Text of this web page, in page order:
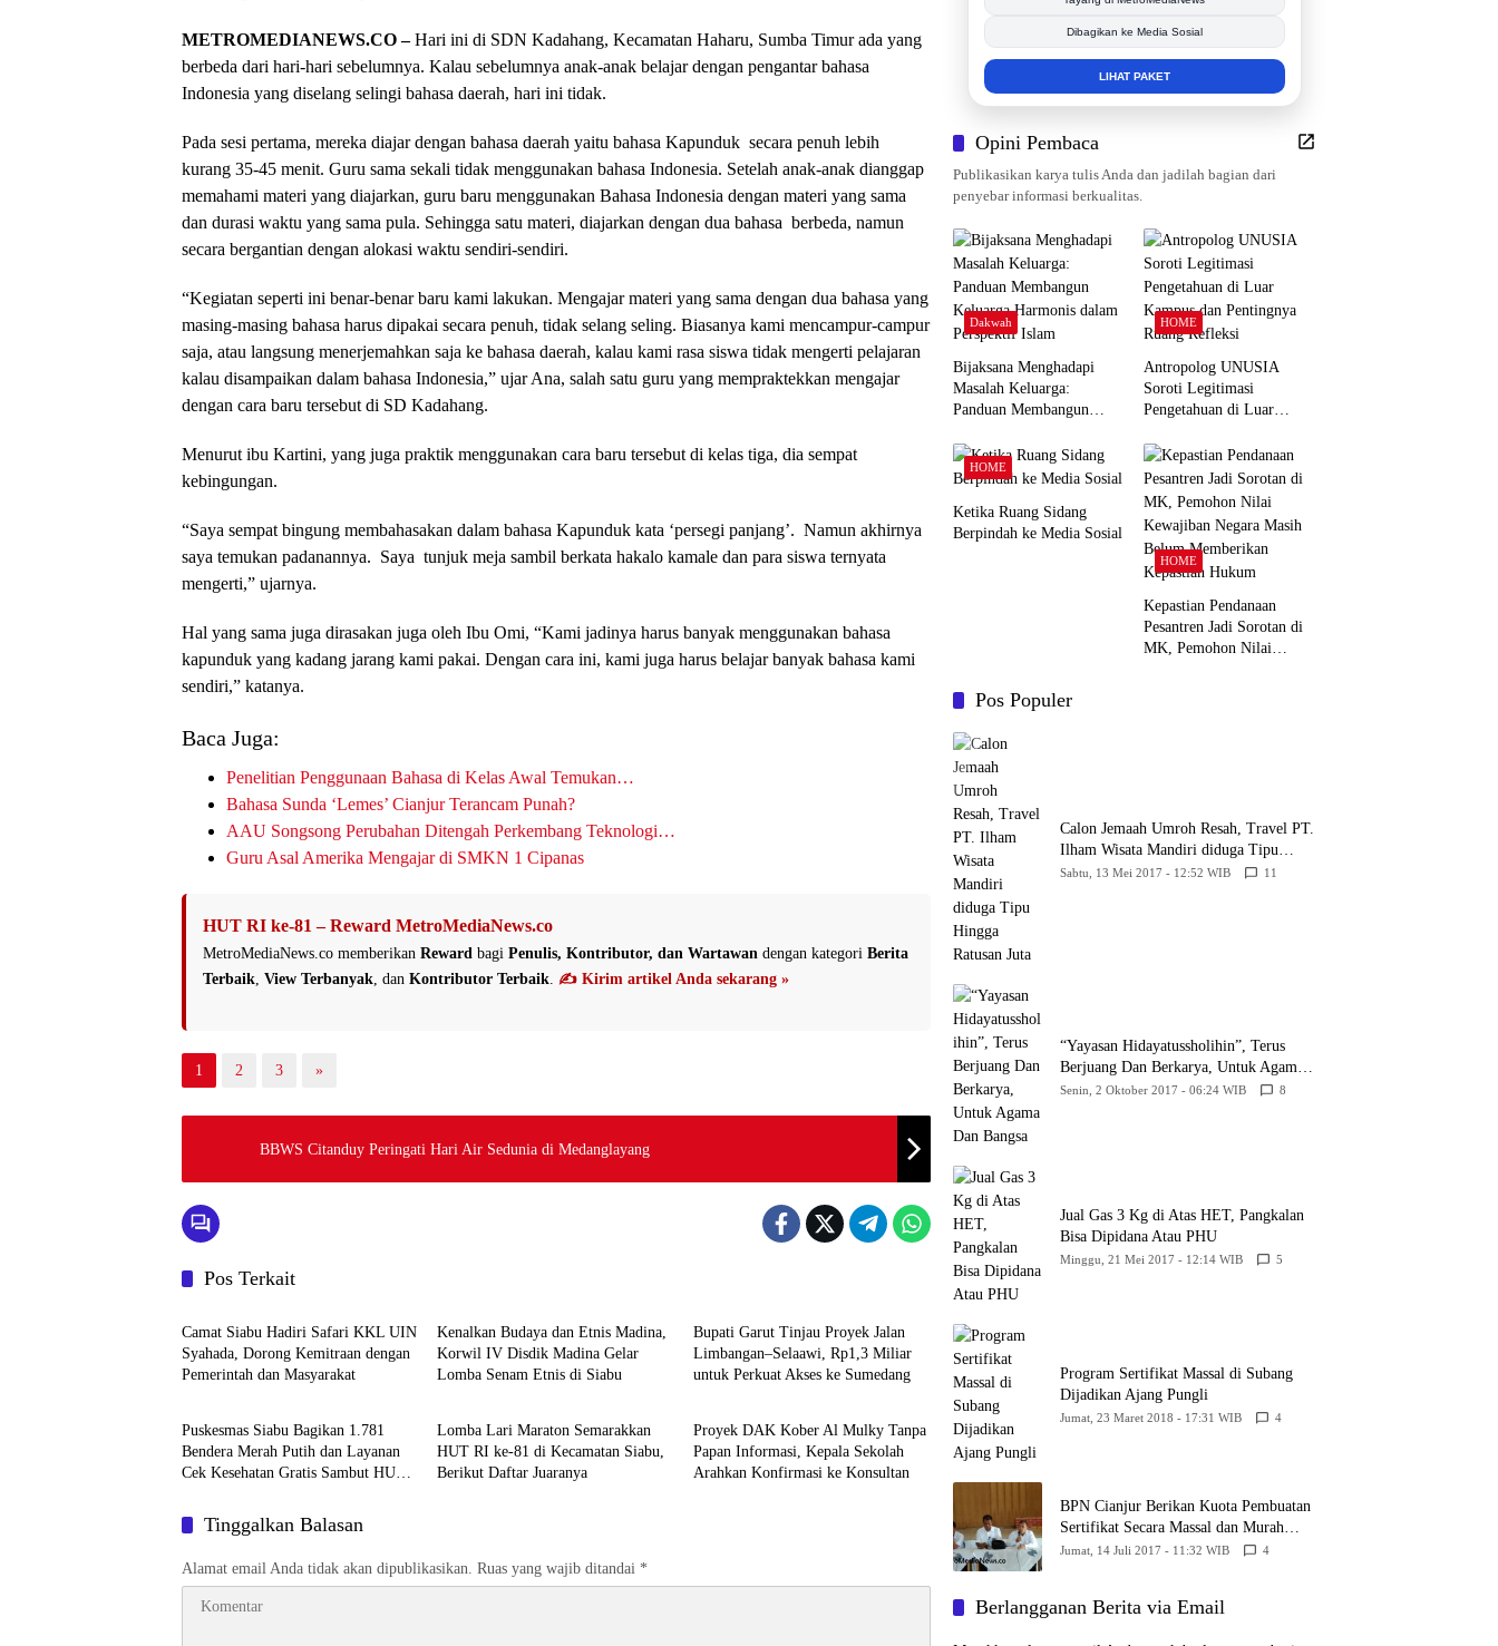
METROMEDIANEWS.CO –Hari ini di SDN Kadahang, Kecamatan Haharu, Sumba Timur ada yang
berbeda dari hari-hari sebelumnya. Kalau sebelumnya anak-anak belajar dengan pengantar bahasa
Indonesia yang diselang selingi bahasa daerah, hari ini tidak.
Pada sesi pertama, mereka diajar dengan bahasa daerah yaitu bahasa Kapunduk secara penuh lebih
kurang 35-45 menit. Guru sama sekali tidak menggunakan bahasa Indonesia. Setelah anak-anak dianggap
memahami materi yang diajarkan, guru baru menggunakan Bahasa Indonesia dengan materi yang sama
dan durasi waktu yang sama pula. Sehingga satu materi, diajarkan dengan dua bahasa berbeda, namun
secara bergantian dengan alokasi waktu sendiri-sendiri.
“Kegiatan seperti ini benar-benar baru kami lakukan. Mengajar materi yang sama dengan dua bahasa yang
masing-masing bahasa harus dipakai secara penuh, tidak selang seling. Biasanya kami mencampur-campur
saja, atau langsung menerjemahkan saja ke bahasa daerah, kalau kami rasa siswa tidak mengerti pelajaran
kalau disampaikan dalam bahasa Indonesia,” ujar Ana, salah satu guru yang mempraktekkan mengajar
dengan cara baru tersebut di SD Kadahang.
Menurut ibu Kartini, yang juga praktik menggunakan cara baru tersebut di kelas tiga, dia sempat
kebingungan.
“Saya sempat bingung membahasakan dalam bahasa Kapunduk kata ‘persegi panjang’. Namun akhirnya
saya temukan padanannya. Saya tunjuk meja sambil berkata hakalo kamale dan para siswa ternyata
mengerti,” ujarnya.
Hal yang sama juga dirasakan juga oleh Ibu Omi, “Kami jadinya harus banyak menggunakan bahasa
kapunduk yang kadang jarang kami pakai. Dengan cara ini, kami juga harus belajar banyak bahasa kami
sendiri,” katanya.
Baca Juga:
Penelitian Penggunaan Bahasa di Kelas Awal Temukan…
Bahasa Sunda ‘Lemes’ Cianjur Terancam Punah?
AAU Songsong Perubahan Ditengah Perkembang Teknologi…
Guru Asal Amerika Mengajar di SMKN 1 Cipanas
HUT RI ke-81 – Reward MetroMediaNews.co
MetroMediaNews.co memberikan Reward bagi Penulis, Kontributor, dan Wartawan dengan kategori Berita
Terbaik, View Terbanyak, dan Kontributor Terbaik. ✍️ Kirim artikel Anda sekarang »
1 2 3 »
BBWS Citanduy Peringati Hari Air Sedunia di Medanglayang
Pos Terkait
HOME
Camat Siabu Hadiri Safari KKL UIN
Syahada, Dorong Kemitraan dengan
Pemerintah dan Masyarakat
Kenalkan Budaya dan Etnis Madina,
Korwil IV Disdik Madina Gelar
Lomba Senam Etnis di Siabu
Bupati Garut Tinjau Proyek Jalan
Limbangan–Selaawi, Rp1,3 Miliar
untuk Perkuat Akses ke Sumedang
Puskesmas Siabu Bagikan 1.781
Bendera Merah Putih dan Layanan
Cek Kesehatan Gratis Sambut HUT
Lomba Lari Maraton Semarakkan
HUT RI ke-81 di Kecamatan Siabu,
Berikut Daftar Juaranya
Proyek DAK Kober Al Mulky Tanpa
Papan Informasi, Kepala Sekolah
Arahkan Konfirmasi ke Konsultan
Tinggalkan Balasan
Alamat email Anda tidak akan dipublikasikan. Ruas yang wajib ditandai *
Tingkatkan Branding Anda
INFO SELENGKAPNYA
Opini Pembaca
Publikasikan karya tulis Anda dan jadilah bagian dari
penyebar informasi berkualitas.
Dakwah
Bijaksana Menghadapi
Masalah Keluarga:
Panduan Membangun
Perspektif Islam
HOME
Antropolog UNUSIA
Soroti Legitimasi
Pengetahuan di Luar
Ruang Refleksi
HOME
Ketika Ruang Sidang
Berpindah ke Media Sosial
HOME
Kepastian Pendanaan
Pesantren Jadi Sorotan di
MK, Pemohon Nilai
Pos Populer
Calon Jemaah Umroh Resah, Travel PT.
Ilham Wisata Mandiri diduga Tipu
Hingga Ratusan Juta
Sabtu, 13 Mei 2017 - 12:52 WIB 11
“Yayasan Hidayatussholihin”, Terus
Berjuang Dan Berkarya, Untuk Agama
Dan Bangsa
Senin, 2 Oktober 2017 - 06:24 WIB 8
Jual Gas 3 Kg di Atas HET, Pangkalan
Bisa Dipidana Atau PHU
Minggu, 21 Mei 2017 - 12:14 WIB 5
Program Sertifikat Massal di Subang
Dijadikan Ajang Pungli
Jumat, 23 Maret 2018 - 17:31 WIB 4
BPN Cianjur Berikan Kuota Pembuatan
Sertifikat Secara Massal dan Murah
Untuk Desa Babakansari
Jumat, 14 Juli 2017 - 11:32 WIB 4
Berlangganan Berita via Email